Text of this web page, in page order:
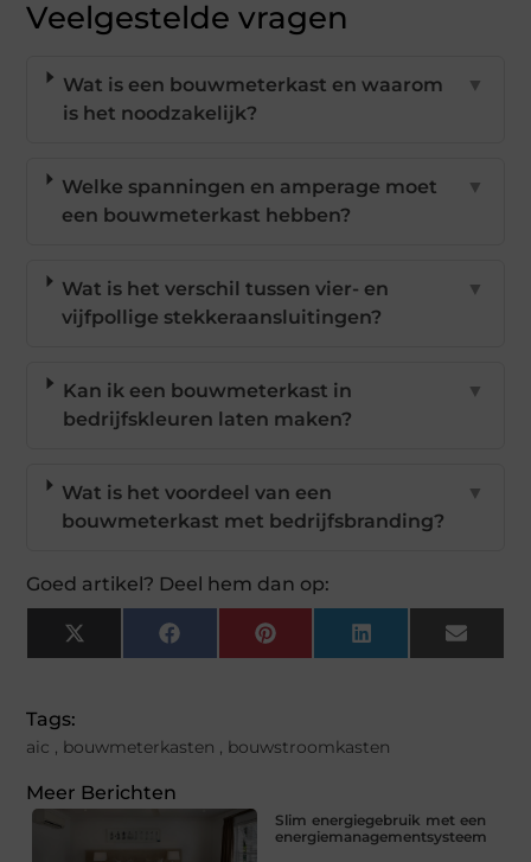
Veelgestelde vragen
Wat is een bouwmeterkast en waarom
is het noodzakelijk?
▼
Welke spanningen en amperage moet
een bouwmeterkast hebben?
▼
Wat is het verschil tussen vier- en
vijfpollige stekkeraansluitingen?
▼
Kan ik een bouwmeterkast in
bedrijfskleuren laten maken?
▼
Wat is het voordeel van een
bouwmeterkast met bedrijfsbranding?
▼
Goed artikel? Deel hem dan op:
X
(Twitter)
FacebookPinterestLinkedIn Email
Tags:
aic , bouwmeterkasten , bouwstroomkasten
Meer Berichten
Slim energiegebruik met een
energiemanagementsysteem